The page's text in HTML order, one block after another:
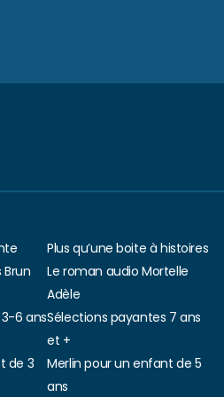
Plus qu’une boite à histoires
Brun
Le roman audio Mortelle
Adèle
6 ansSélections payantes 7 ans
et +
de 3
Merlin pour un enfant de 5
ans